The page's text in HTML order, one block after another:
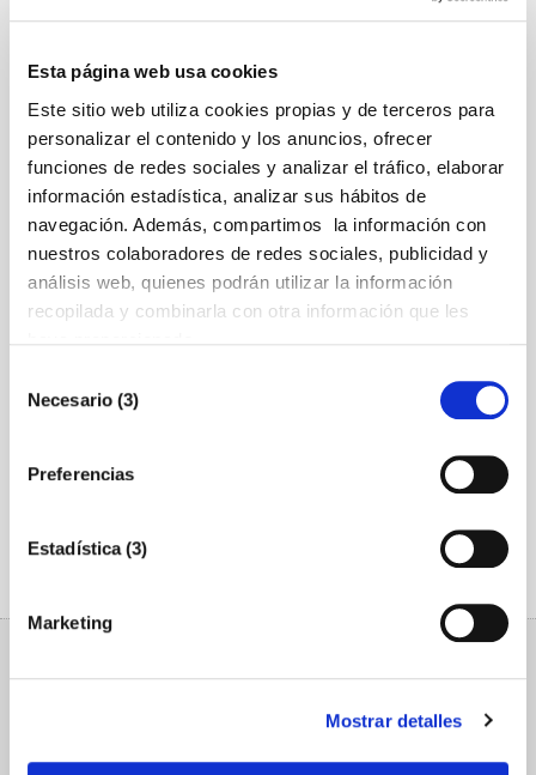
Esta página web usa cookies
Este sitio web utiliza cookies propias y de terceros para
personalizar el contenido y los anuncios, ofrecer
funciones de redes sociales y analizar el tráfico, elaborar
información estadística, analizar sus hábitos de
navegación. Además, compartimos la información con
nuestros colaboradores de redes sociales, publicidad y
análisis web, quienes podrán utilizar la información
recopilada y combinarla con otra información que les
Necesario (3)
Preferencias
Estadística (3)
Marketing
Mostrar detalles
Valenciana a través del fomento de la
innovación en materia de sostenibilidad y la
reactivación de la economía basada en la
sostenibilidad y la Agenda 2030 para el
desarrollo sostenible.
Se desarrollan actuaciones de sensibilización,
difusión, comunicación y auditoría.
para resolver los retos que plantean la Agenda
2030 y la eficiencia energética, y su potencial
empresarial.
Contacta con nosotros